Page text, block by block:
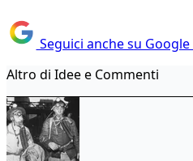
Seguici anche su
Altro di Idee e Commenti